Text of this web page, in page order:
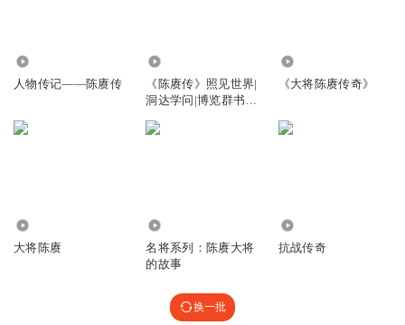
回复 @SXH_ca: 百分之百都是野史传说
人物传记——陈赓传
《陈赓传》照见世界|
洞达学问|博览群书
《大将陈赓传奇》
大将陈赓
名将系列：陈赓大将
的故事
抗战传奇
换一批